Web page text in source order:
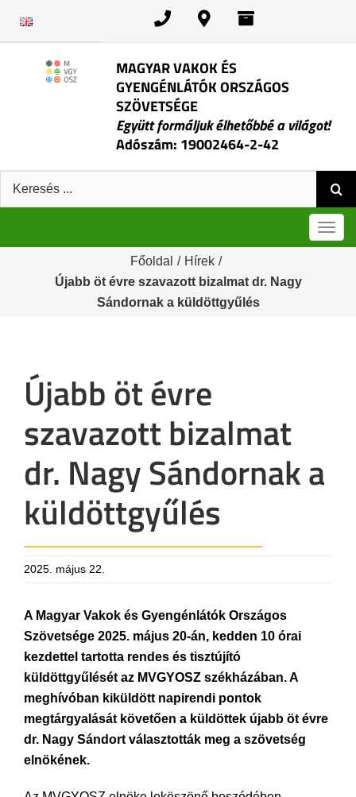
MAGYAR VAKOK ÉS
GYENGÉNLÁTÓK ORSZÁGOS
SZÖVETSÉGE
Együtt formáljuk élhetőbbé a világot!
Adószám: 19002464-2-42
Keresés:
Főoldal / Hírek /
Újabb öt évre szavazott bizalmat dr. Nagy
Sándornak a küldöttgyűlés
Újabb öt évre
szavazott bizalmat
dr. Nagy Sándornak a
küldöttgyűlés
2025. május 22.
A Magyar Vakok és Gyengénlátók Országos
Szövetsége 2025. május 20-án, kedden 10 órai
kezdettel tartotta rendes és tisztújító
küldöttgyűlését az MVGYOSZ székházában. A
meghívóban kiküldött napirendi pontok
megtárgyalását követően a küldöttek újabb öt évre
dr. Nagy Sándort választották meg a szövetség
elnökének.